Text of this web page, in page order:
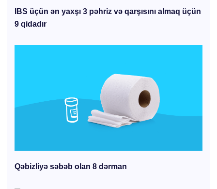
IBS üçün ən yaxşı 3 pəhriz və qarşısını almaq üçün
9 qidadır
Qəbizliyə səbəb olan 8 dərman